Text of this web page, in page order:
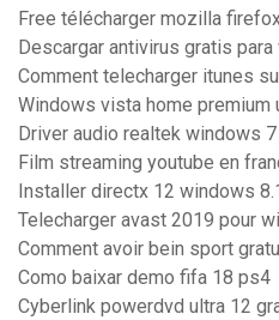
Free télécharger mozilla
Descargar antivirus gratis
Comment telecharger itunes
Windows vista home
Driver audio realtek windows
Film streaming youtube en
Installer directx 12 windows
Telecharger avast 2019 pour
Comment avoir bein sport
Como baixar demo fifa 18 ps4
Cyberlink powerdvd ultra 12